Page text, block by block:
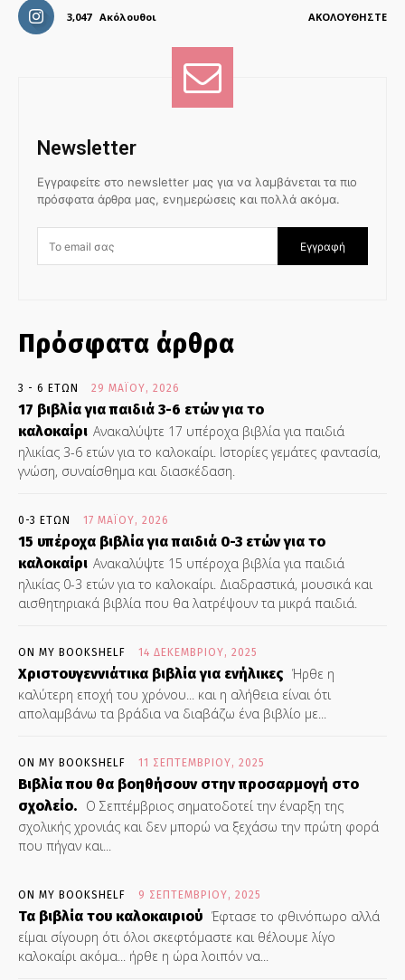
3,047 Ακόλουθοι ΑΚΟΛΟΥΘΉΣΤΕ
Newsletter
Εγγραφείτε στο newsletter μας για να λαμβάνεται τα πιο
πρόσφατα άρθρα μας, ενημερώσεις και πολλά ακόμα.
Εγγραφή
Πρόσφατα άρθρα
3 - 6 ΕΤΏΝ 29 ΜΑΪ́ΟΥ, 2026
17 βιβλία για παιδιά 3-6 ετών για το
καλοκαίρι Ανακαλύψτε 17 υπέροχα βιβλία για παιδιά
ηλικίας 3-6 ετών για το καλοκαίρι. Ιστορίες γεμάτες φαντασία,
γνώση, συναίσθημα και διασκέδαση.
0-3 ΕΤΏΝ 17 ΜΑΪ́ΟΥ, 2026
15 υπέροχα βιβλία για παιδιά 0-3 ετών για το
καλοκαίρι Ανακαλύψτε 15 υπέροχα βιβλία για παιδιά
ηλικίας 0-3 ετών για το καλοκαίρι. Διαδραστικά, μουσικά και
αισθητηριακά βιβλία που θα λατρέψουν τα μικρά παιδιά.
ON MY BOOKSHELF 14 ΔΕΚΕΜΒΡΊΟΥ, 2025
Χριστουγεννιάτικα βιβλία για ενήλικες Ήρθε η
καλύτερη εποχή του χρόνου... και η αλήθεια είναι ότι
απολαμβάνω τα βράδια να διαβάζω ένα βιβλίο με...
ON MY BOOKSHELF 11 ΣΕΠΤΕΜΒΡΊΟΥ, 2025
Βιβλία που θα βοηθήσουν στην προσαρμογή στο
σχολείο. Ο Σεπτέμβριος σηματοδοτεί την έναρξη της
σχολικής χρονιάς και δεν μπορώ να ξεχάσω την πρώτη φορά
που πήγαν και...
ON MY BOOKSHELF 9 ΣΕΠΤΕΜΒΡΊΟΥ, 2025
Τα βιβλία του καλοκαιριού Έφτασε το φθινόπωρο αλλά
είμαι σίγουρη ότι όλοι σκεφτόμαστε και θέλουμε λίγο
καλοκαίρι ακόμα... ήρθε η ώρα λοιπόν να...